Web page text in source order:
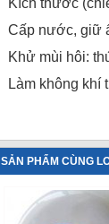
Kích thước
Cấp nước, giữ
Khử mùi hôi:
Làm không khí
SẢN PHẨM CÙNG